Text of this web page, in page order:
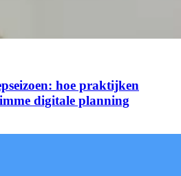
hoe praktijken
digitale planning